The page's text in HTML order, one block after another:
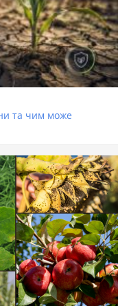
та чим може